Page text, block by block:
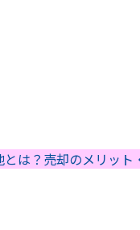
は？売却のメリット